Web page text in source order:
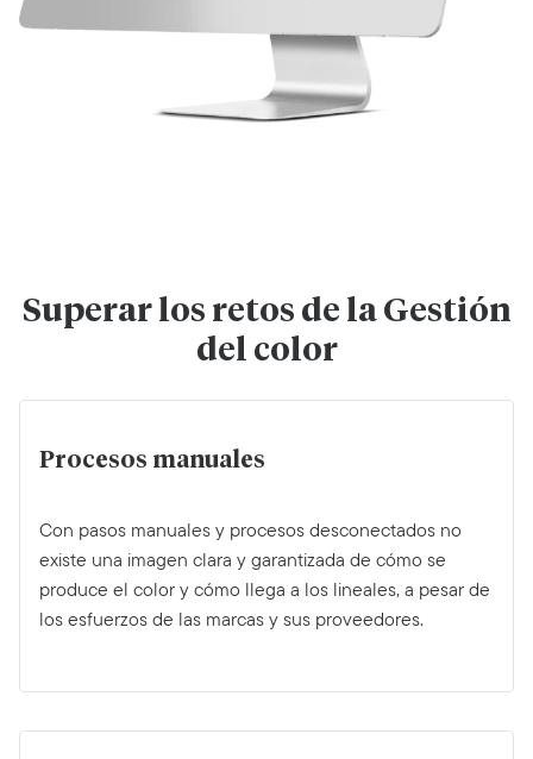
Superar los retos de la Gestión
del color
Procesos manuales
Con pasos manuales y procesos desconectados no
existe una imagen clara y garantizada de cómo se
produce el color y cómo llega a los lineales, a pesar de
los esfuerzos de las marcas y sus proveedores.